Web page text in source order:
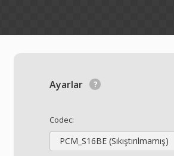
Ayarlar
Codec:
PCM_S16BE (Sıkıştırılmamış)